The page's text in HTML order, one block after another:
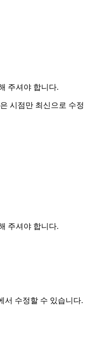
주셔야 합니다.
시점만 최신으로 수정
주셔야 합니다.
서 수정할 수 있습니다.